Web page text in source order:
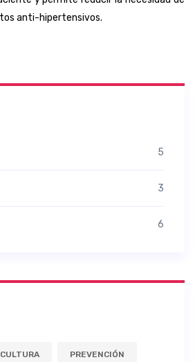
anti-hipertensivos.
5
3
6
CULTURA PREVENCIÓN